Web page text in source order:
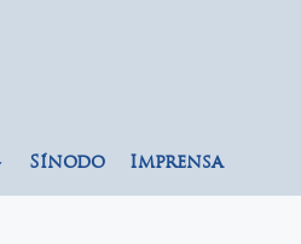
Sínodo Imprensa